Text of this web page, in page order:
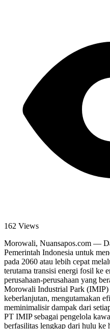
162 Views
Morowali, Nuansapos.com —
Pemerintah Indonesia untuk
pada 2060 atau lebih cepat
terutama transisi energi fosil ke
perusahaan-perusahaan yang
Morowali Industrial Park (IMIP)
keberlanjutan, mengutamakan
meminimalisir dampak dari
PT IMIP sebagai pengelola
berfasilitas lengkap dari hulu ke